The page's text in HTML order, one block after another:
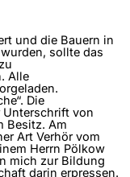
und die Bauern in
sollte das
Alle
Die
Unterschrift von
Besitz. Am
Art Verhör vom
Herrn Pölkow
mich zur Bildung
darin erpressen.